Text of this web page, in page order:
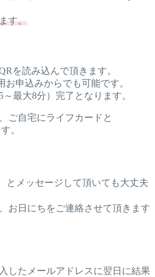
す。
を読み込んで頂きます。
お申込みからでも可能です。
最大8分）完了となります。
ご自宅にライフカードと
。
とメッセージして頂いても大丈夫
お日にちをご連絡させて頂きます
したメールアドレスに翌日に結果